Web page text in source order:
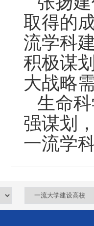
取得的
流学科
积极谋
大战略
生命
强谋划
一流学